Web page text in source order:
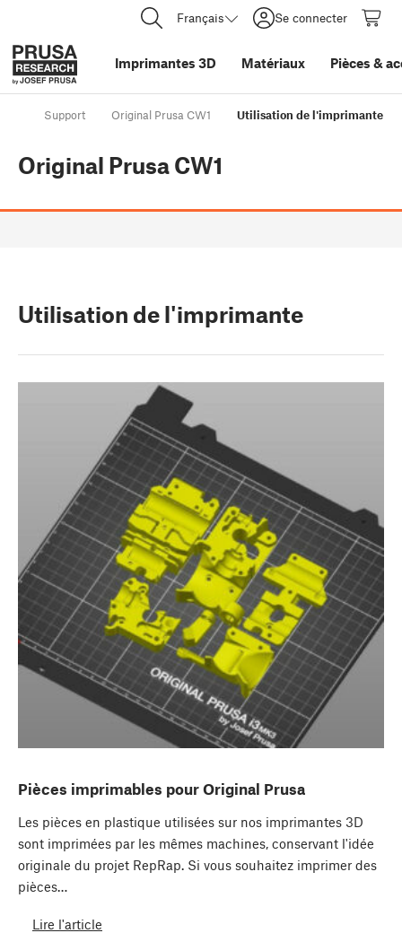
Français Se connecter
Imprimantes 3D Matériaux Pièces &
Support Original Prusa CW1 Utilisation de l'imprimante
Original Prusa CW1
Utilisation de l'imprimante
Pièces imprimables pour Original Prusa
Les pièces en plastique utilisées sur nos imprimantes 3D
sont imprimées par les mêmes machines, conservant l'idée
originale du projet RepRap. Si vous souhaitez imprimer des
pièces…
Lire l'article